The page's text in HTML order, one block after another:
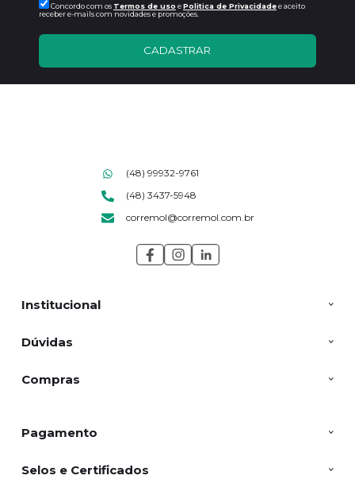
Concordo com os Termos de uso ePolitica de Privacidadee aceito
receber e-mails com novidades e promoções.
CADASTRAR
Institucional
Dúvidas
Compras
(48) 99932-9761
(48) 3437-5948
corremol@corremol.com.br
Pagamento
Selos e Certificados